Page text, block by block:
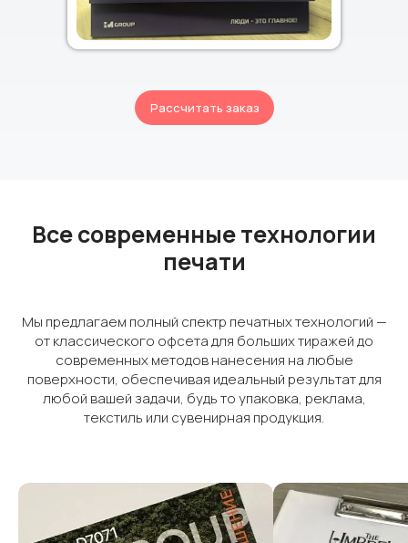
Рассчитать заказ
Все современные технологии
печати
Мы предлагаем полный спектр печатных технологий —
от классического офсета для больших тиражей до
современных методов нанесения на любые
поверхности, обеспечивая идеальный результат для
любой вашей задачи, будь то упаковка, реклама,
текстиль или сувенирная продукция.